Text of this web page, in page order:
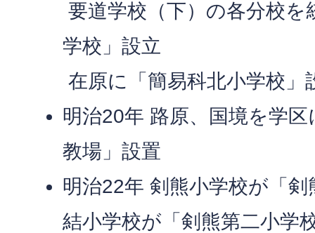
要道学校（下）の各分校を
学校」設立
在原に「簡易科北小学校」
明治20年 路原、国境を学
教場」設置
明治22年 剣熊小学校が「
結小学校が「剣熊第二小学